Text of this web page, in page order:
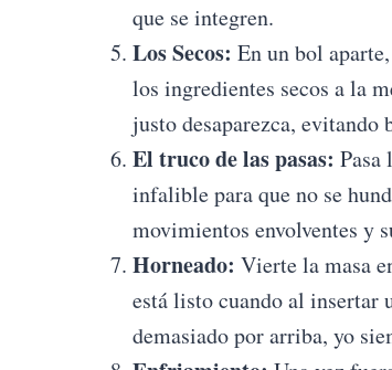
que se integren.
Los Secos: En un bol
los ingredientes secos a la
justo desaparezca, evitando
El truco de las pasas: Pasa
infalible para que no se
movimientos envolventes y
Horneado: Vierte la masa
está listo cuando al insertar
demasiado por arriba, yo